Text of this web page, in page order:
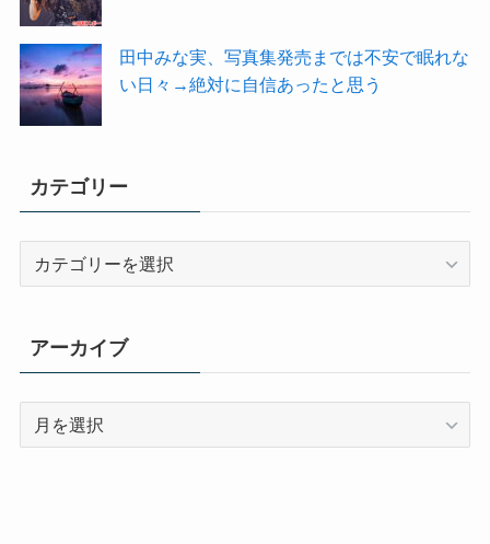
田中みな実、写真集発売までは不安で眠れな
い日々→絶対に自信あったと思う
カテゴリー
ー
アーカイブ